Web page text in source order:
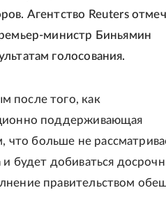
Агентство Reuters
министр Биньямин
голосования.
после того, как
поддерживающая
что больше не
будет добиваться
правительством